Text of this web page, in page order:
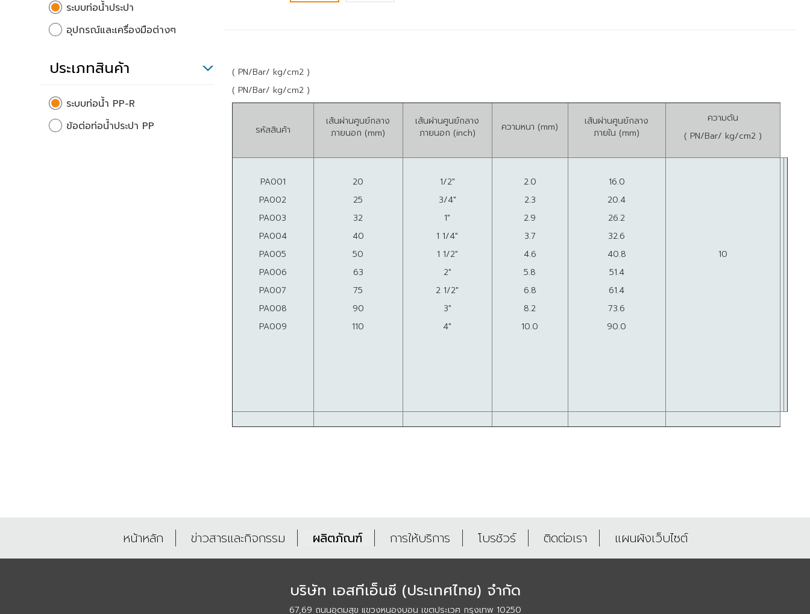
ระบบท่อน้ำประปา
อุปกรณ์และเครื่องมือต่างๆ
ประเภทสินค้า
ระบบท่อน้ำ PP-R
ข้อต่อท่อน้ำประปา PP
( PN/Bar/ kg/cm2 )
( PN/Bar/ kg/cm2 )
รหัสสินค้า
เส้นผ่านศูนย์กลาง
ภายนอก (mm)
เส้นผ่านศูนย์กลาง
ภายนอก (inch)
ความหนา (mm)
เส้นผ่านศูนย์กลาง
ภายใน (mm)
ความดัน
( PN/Bar/ kg/cm2 )
PA001
PA002
PA003
PA004
PA005
PA006
PA007
PA008
PA009
20
25
32
40
50
63
75
90
110
1/2"
3/4"
1"
1 1/4"
1 1/2"
2"
2 1/2"
3"
4"
2.0
2.3
2.9
3.7
4.6
5.8
6.8
8.2
10.0
16.0
20.4
26.2
32.6
40.8
51.4
61.4
73.6
90.0
10
หน้าหลัก ข่าวสารและกิจกรรม ผลิตภัณฑ์ การให้บริการ โบรชัวร์ ติดต่อเรา แผนผังเว็บไซต์
บริษัท เอสทีเอ็นซี (ประเทศไทย) จำกัด
67,69 ถนนอุดมสุข แขวงหนองบอน เขตประเวศ กรุงเทพ 10250